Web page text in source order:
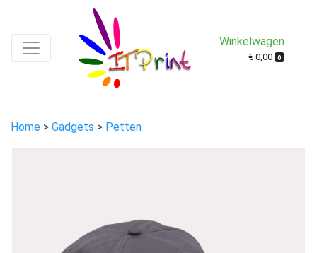
Winkelwagen
€ 0,00 0
Home > Gadgets > Petten